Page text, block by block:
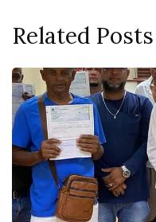
Related Posts